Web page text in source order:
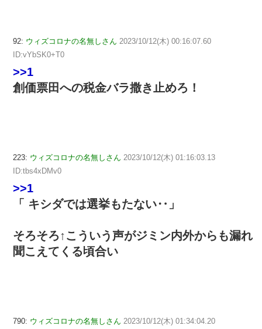
92: ウィズコロナの名無しさん 2023/10/12(木) 00:16:07.60
ID:vYbSK0+T0
>>1
創価票田への税金バラ撒き止めろ！
223: ウィズコロナの名無しさん 2023/10/12(木) 01:16:03.13
ID:tbs4xDMv0
>>1
「 キシダでは選挙もたない‥」
そろそろ↑こういう声がジミン内外からも漏れ
聞こえてくる頃合い
790: ウィズコロナの名無しさん 2023/10/12(木) 01:34:04.20